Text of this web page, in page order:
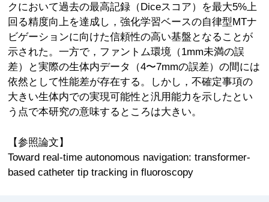
クにおいて過去の最高記録（Diceスコア）を最大5%上
回る精度向上を達成し，強化学習ベースの自律型MTナ
ビゲーションに向けた信頼性の高い基盤となることが
示された。一方で，ファントム環境（1mm未満の誤
差）と実際の生体内データ（4〜7mmの誤差）の間には
依然として性能差が存在する。しかし，不確定事項の
大きい生体内での実現可能性と汎用能力を示したとい
う点で本研究の意味するところは大きい。
【参照論文】
Toward real-time autonomous navigation: transformer-
based catheter tip tracking in fluoroscopy